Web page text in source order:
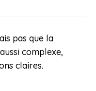
pas que la
complexe,
claires.